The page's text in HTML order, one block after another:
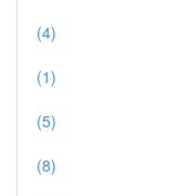
(4)
(1)
(5)
(8)